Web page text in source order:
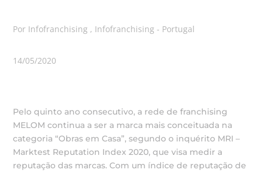
Por Infofranchising , Infofranchising - Portugal
14/05/2020
Pelo quinto ano consecutivo, a rede de franchising
MELOM continua a ser a marca mais conceituada na
categoria “Obras em Casa”, segundo o inquérito MRI –
Marktest Reputation Index 2020, que visa medir a
reputação das marcas. Com um índice de reputação de